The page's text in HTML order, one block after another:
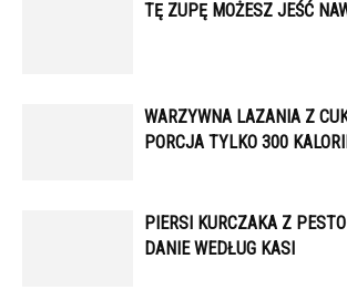
TĘ ZUPĘ MOŻESZ JEŚĆ
WARZYWNA LAZANIA Z
PORCJA TYLKO 300
PIERSI KURCZAKA Z
DANIE WEDŁUG KASI